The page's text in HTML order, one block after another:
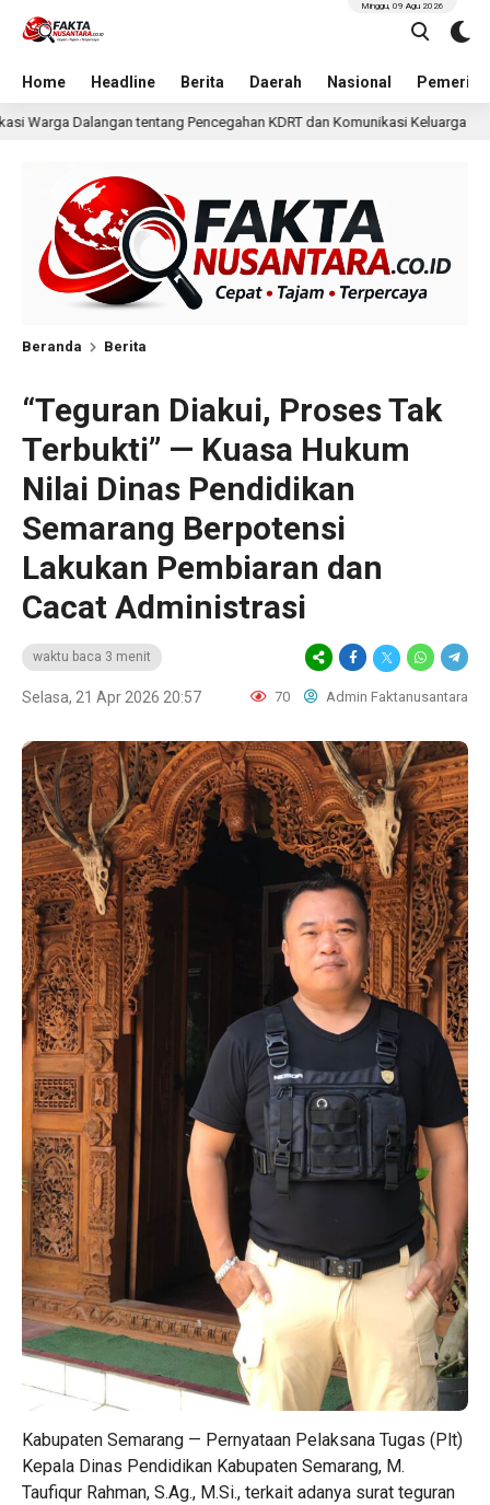
Home Headline Berita Daerah Nasional
Minggu, 09 Agu 2026
KDRT dan Komunikasi Keluarga 1 hari lalu KKN Undip
Beranda Berita
“Teguran Diakui, Proses Tak
Terbukti” — Kuasa Hukum
Nilai Dinas Pendidikan
Semarang Berpotensi
Lakukan Pembiaran dan
Cacat Administrasi
waktu baca 3 menit
Selasa, 21 Apr 2026 20:57 70 Admin Faktanusantara
Kabupaten Semarang — Pernyataan Pelaksana Tugas (Plt)
Kepala Dinas Pendidikan Kabupaten Semarang, M.
Taufiqur Rahman, S.Ag., M.Si., terkait adanya surat teguran